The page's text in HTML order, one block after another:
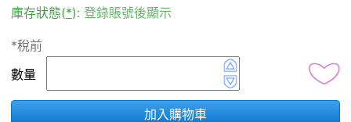
庫存狀態(*): 登錄賬號後顯示
*稅前
數量
加入購物車